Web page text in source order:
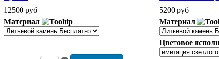
12500 руб
Материал
5200 руб
Материал
Цветовое